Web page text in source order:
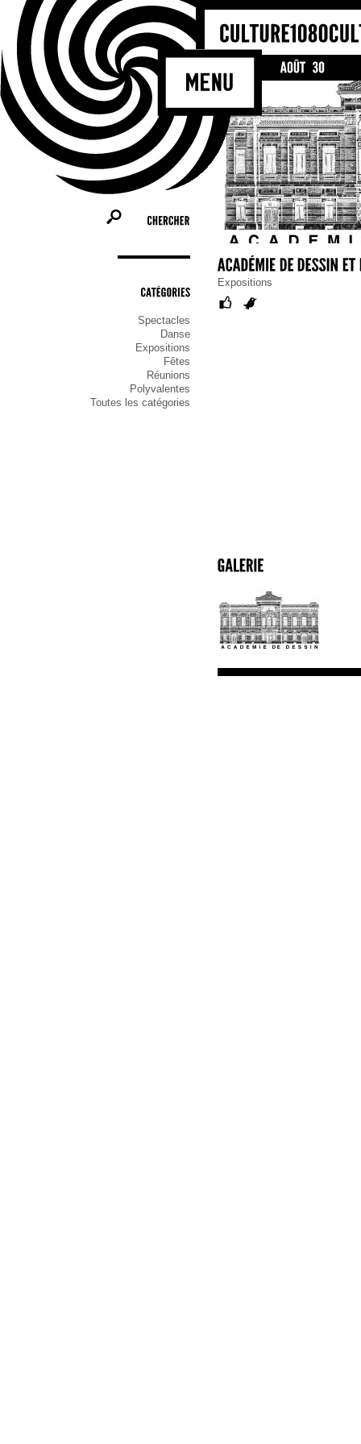
Bienvenue sur le site culturel de la
Molenbeek-Saint-Jean ! Il cherche à
les activités et les acteurs culturels
commune, tel un portail de référence
ceux qui cherchent une information
qu’ils soient habitants, association ou
Spectacles
Danse
Expositions
Fêtes
Réunions
Polyvalentes
Toutes les catégories
Expositions